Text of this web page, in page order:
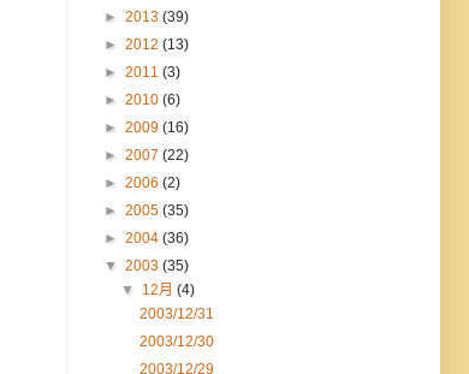
► 2013 (39)
► 2012 (13)
► 2011 (3)
► 2010 (6)
► 2009 (16)
► 2007 (22)
► 2006 (2)
► 2005 (35)
► 2004 (36)
▼ 2003 (35)
▼ 12月(4)
2003/12/31
2003/12/30
2003/12/29